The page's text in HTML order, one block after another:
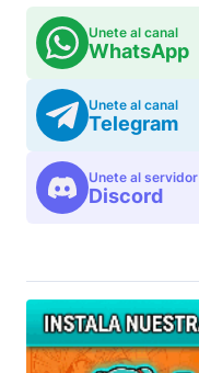
Unete al canal
WhatsApp
Unete al canal
Telegram
Unete al servidor
Discord